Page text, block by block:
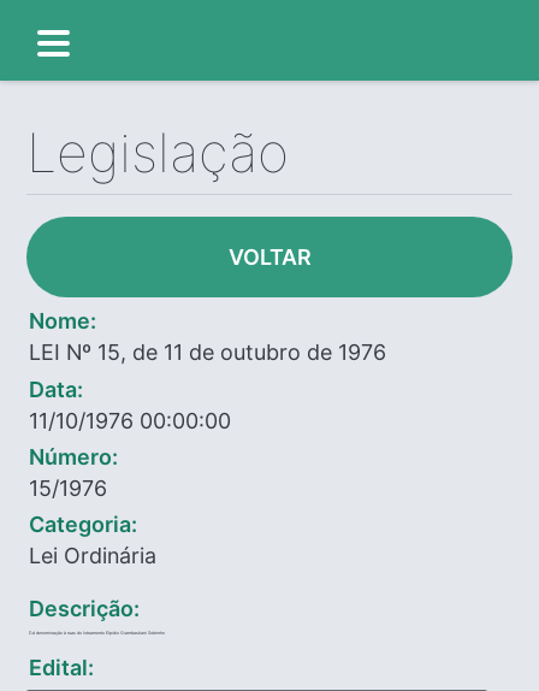
Legislação
VOLTAR
Nome:
LEI Nº 15, de 11 de outubro de 1976
Data:
11/10/1976 00:00:00
Número:
15/1976
Categoria:
Lei Ordinária
Descrição:
Dá denominação à ruas do loteamento Elpidio Giambastiani Sobrinho
Edital: